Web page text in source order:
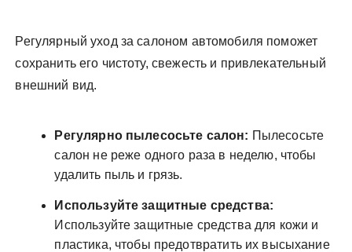
Регулярный уход за салоном автомобиля поможет
сохранить его чистоту, свежесть и привлекательный
внешний вид.
Регулярно пылесосьте салон: Пылесосьте
салон не реже одного раза в неделю, чтобы
удалить пыль и грязь.
Используйте защитные средства:
Используйте защитные средства для кожи и
пластика, чтобы предотвратить их высыхание